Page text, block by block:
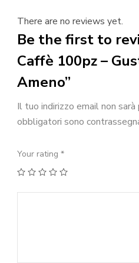
There are no reviews yet.
Be the first to
Caffè 100pz –
Ameno”
Il tuo indirizzo email non
obbligatori sono
Your rating *
1 2 3 4